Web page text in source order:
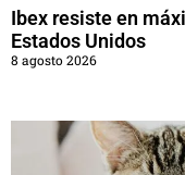
Ibex resiste en
Estados Unidos
8 agosto 2026